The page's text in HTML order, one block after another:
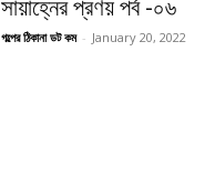
সায়াহ্নের প্রণয় পর্ব -০৬
গল্পের ঠিকানা ডট কম - January 20, 2022